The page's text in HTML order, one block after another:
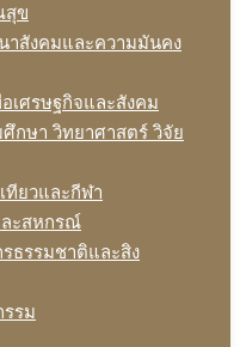
สุข
าสังคมและความมันคง
เศรษฐกิจและสังคม
กษา วิทยาศาสตร์ วิจัย
ทียวและกีฬา
ละสหกรณ์
ธรรมชาติและสิง
รม